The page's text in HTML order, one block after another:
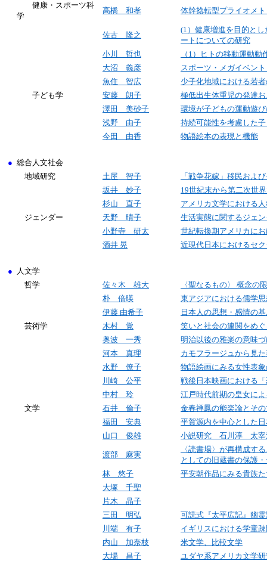
健康・スポーツ科
学
高橋 和孝 体幹捻転型プライオメ
佐古 隆之
(1 ）健康増進を目的と
ートについての研究
小川 哲也
（1）ヒトの移動運動
大沼 義彦
スポーツ・メガイベン
魚住 智広
少子化地域における若
子ども学
安藤 朗子
極低出生体重児の発達
澤田 美砂子
環境が子どもの運動遊
浅野 由子
持続可能性を考慮した
今田 由香
物語絵本の表現と機能
● 総合人文社会
地域研究
土屋 智子
「戦争花嫁」移民およ
坂井 妙子
19世紀末から第二次世
杉山 直子
アメリカ文学における
ジェンダー
天野 晴子
生活実態に関するジェ
小野寺 研太
世紀転換期アメリカに
酒井 晃
近現代日本におけるセ
●
人文学
哲学
佐々木 雄大
〈聖なるもの〉 概念の
朴 倍暎
東アジアにおける儒学
伊藤 由希子
日本人の思想・感情の
芸術学
木村 覚
笑いと社会の連関をめ
奥波 一秀
明治以後の雅楽の意味
河本 真理
カモフラージュから見
水野 僚子
物語絵画にみる女性表
川崎 公平
戦後日本映画における
中村 玲
江戸時代前期の皇女に
文学
石井 倫子
金春禅鳳の能楽論とそ
福田 安典
平賀源内を中心とした
山口 俊雄
小説研究 石川淳 太
渡部 麻実
〈読書場〉が再構成す
としての旧蔵書の保護
林 悠子
平安朝作品にみる貴族
大塚 千聖
片木 晶子
三田 明弘
可読式『太平広記』幽
川端 有子
イギリスにおける学童
内山 加奈枝
米文学、比較文学
大場 昌子
ユダヤ系アメリカ文学